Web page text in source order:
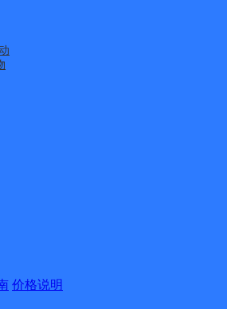
价格说明
杜桥公司
桥镇营业
南街道网